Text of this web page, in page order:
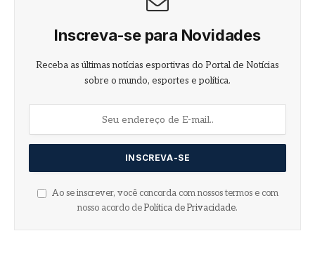
Inscreva-se para Novidades
Receba as últimas notícias esportivas do Portal de Notícias
sobre o mundo, esportes e política.
Ao se inscrever, você concorda com nossos termos e com
nosso acordo de Política de Privacidade.